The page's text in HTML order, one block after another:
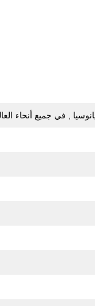
, في جميع أنحاء